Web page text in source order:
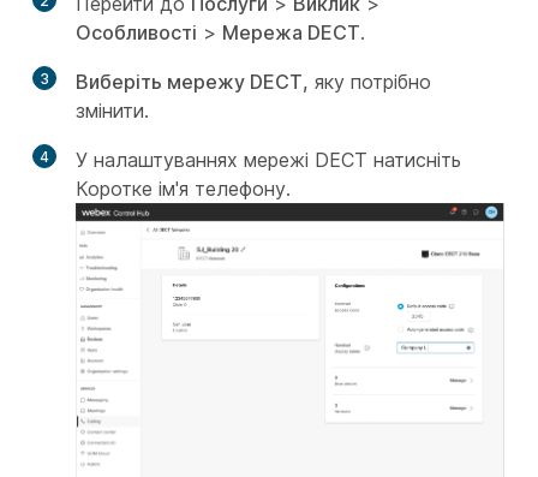
Особливості > Мережа DECT.
3 Виберіть мережу DECT, яку потрібно
змінити.
4
У налаштуваннях мережі DECT натисніть
Коротке ім'я телефону.